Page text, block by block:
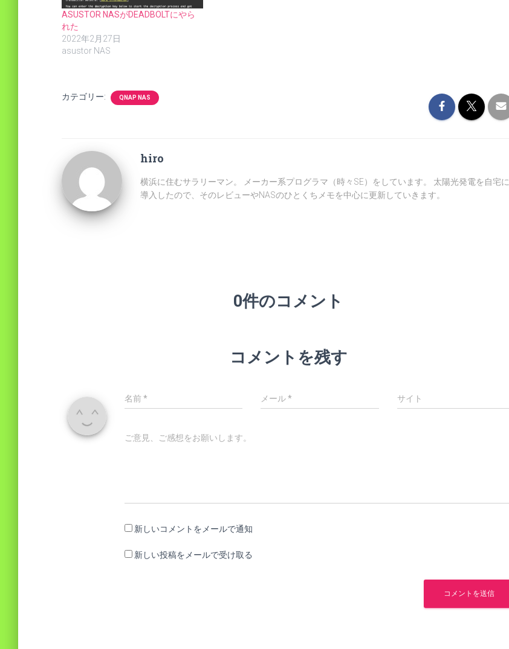
ASUSTOR NASがDEADBOLTにやら
れた
2022年2月27日
asustor NAS
カテゴリー: QNAP NAS
hiro
横浜に住むサラリーマン。 メーカー系プログラマ（時々SE）をしています。 太陽光発電を自宅に
導入したので、そのレビューやNASのひとくちメモを中心に更新していきます。
0件のコメント
コメントを残す
名前* メール* サイト
ご意見、ご感想をお願いします。
新しいコメントをメールで通知
新しい投稿をメールで受け取る